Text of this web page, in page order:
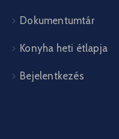
Dokumentumtár
Konyha heti étlapja
Bejelentkezés